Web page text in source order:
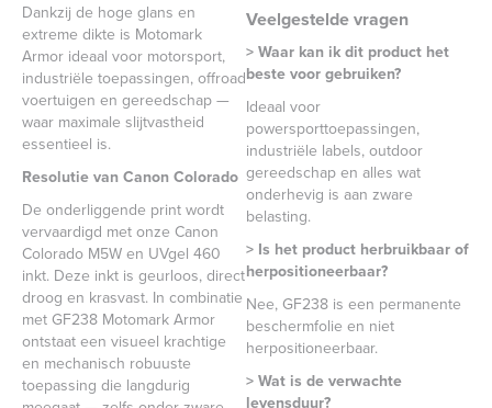
Dankzij de hoge glans en
extreme dikte is Motomark
Armor ideaal voor motorsport,
industriële toepassingen, offroad
voertuigen en gereedschap —
waar maximale slijtvastheid
essentieel is.
Resolutie van Canon Colorado
De onderliggende print wordt
vervaardigd met onze Canon
Colorado M5W en UVgel 460
inkt. Deze inkt is geurloos, direct
droog en krasvast. In combinatie
met GF238 Motomark Armor
ontstaat een visueel krachtige
en mechanisch robuuste
toepassing die langdurig
Veelgestelde vragen
> Waar kan ik dit product het
beste voor gebruiken?
Ideaal voor
powersporttoepassingen,
industriële labels, outdoor
gereedschap en alles wat
onderhevig is aan zware
belasting.
> Is het product herbruikbaar of
herpositioneerbaar?
Nee, GF238 is een permanente
beschermfolie en niet
herpositioneerbaar.
> Wat is de verwachte
levensduur?